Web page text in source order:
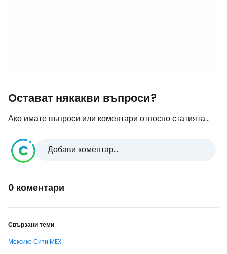
Остават някакви въпроси?
Ако имате въпроси или коментари относно статията...
Добави коментар...
0 коментари
Свързани теми
Мексико Сити MEX